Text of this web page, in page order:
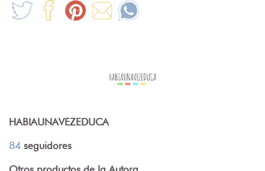
HABIAUNAVEZEDUCA
84 seguidores